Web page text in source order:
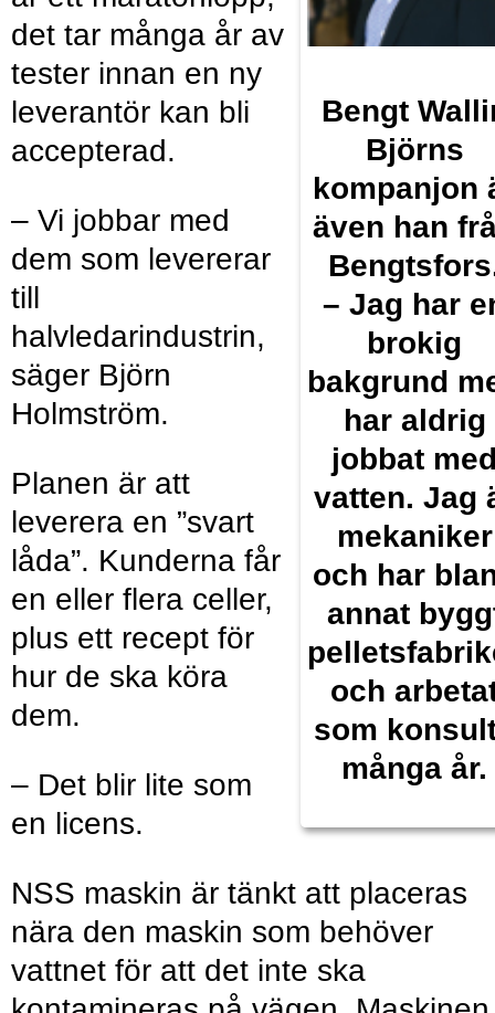
Bengt
Björns
kompanjon
även han
– Jag har
brokig
bakgrund
har aldrig
jobbat
vatten. Jag
mekaniker
och har
annat
och
som
många år.
det tar många år av
tester innan en ny
leverantör kan bli
accepterad.
– Vi jobbar med
dem som levererar
till
halvledarindustrin,
säger Björn
Holmström.
Planen är att
leverera en ”svart
låda”. Kunderna får
en eller flera celler,
plus ett recept för
hur de ska köra
dem.
– Det blir lite som
en licens.
NSS maskin är tänkt att placeras
nära den maskin som behöver
vattnet för att det inte ska